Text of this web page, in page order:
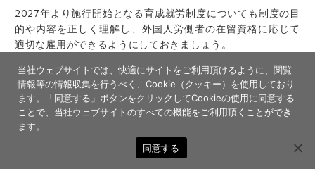
2027年より施行開始となる育成就労制度についても制度の目
的や内容を正しく理解し、外国人労働者の在留資格に応じて
適切な雇用ができるようにしておきましょう。
株式会社ONODERA USER RUNは、日本語・特定技能
の専門
教育から人材紹介、就業後の生活や資格取得 に向けた学習支
援までをワンストップで行い、安定して長く働ける人財をご
紹介しております。
自社無償教育拠点である「OUR BLOOMING ACADEMY」で
の紹介や、初めての受入れでも安心な登録
当社ウェブサイトでは、快適にサイトをご利用頂けるように、閲覧
情報等の情報収集を行うべく、Cookie（クッキー）を使用しており
ます。
「同意する」ボタンをクリックしてCookieの使用に同意する
ことで、当社ウェブサイトのすべての機能をご利用頂くことができ
ます。
同意する